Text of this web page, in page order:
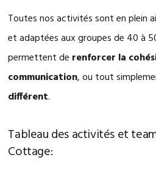
Toutes nos activités sont en plein
et adaptées aux groupes de 40 à
permettent de renforcer la
communication, ou tout
différent.
Tableau des activités et
Cottage: